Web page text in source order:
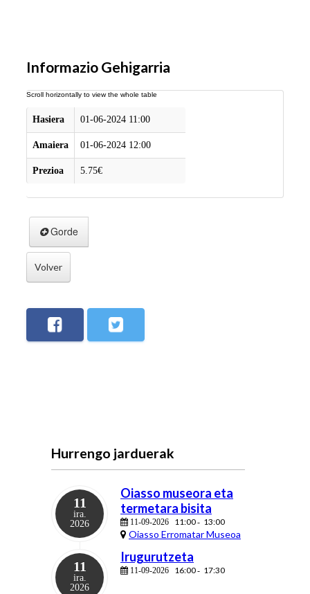
Informazio Gehigarria
Hasiera 01-06-2024 11:00
Amaiera 01-06-2024 12:00
Prezioa 5.75€
Gorde
Volver
Hurrengo jarduerak
11
ira.
2026
Oiasso museora eta
termetara bisita
11-09-2026 11:00- 13:00
Oiasso Erromatar Museoa
11
ira.
2026
Irugurutzeta
11-09-2026 16:00- 17:30